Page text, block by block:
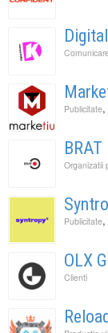
Publicitate,
BRAT
Organizatii
Publicitate,
OLX
Clienti